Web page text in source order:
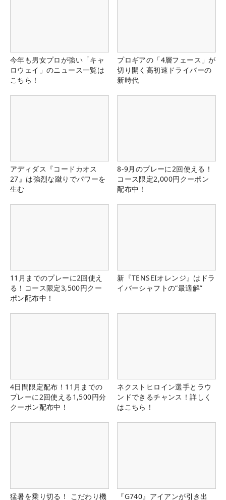
今年も男女プロが強い「キャ
ロウェイ」のニュース一覧は
こちら！
プロギアの「4層フェース」が
切り開く高初速ドライバーの
新時代
アディダス『コードカオス
27』は強烈な蹴りでパワーを
生む
8-9月のプレーに2回使える！
コース限定2,000円クーポン
配布中！
11月までのプレーに2回使え
る！コース限定3,500円クー
ポン配布中！
新『TENSEIオレンジ』はドラ
イバーシャフトの“最適解”
4日間限定配布！11月までの
プレーに2回使える1,500円分
クーポン配布中！
ネクストヒロイン選手とラウ
ンドできるチャンス！詳しく
はこちら！
猛暑を乗り切る！ こだわり機
『G740』アイアンが引き出